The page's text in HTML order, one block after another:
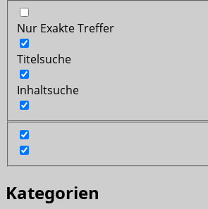
Nur Exakte Treffer
Titelsuche
Inhaltsuche
Kategorien